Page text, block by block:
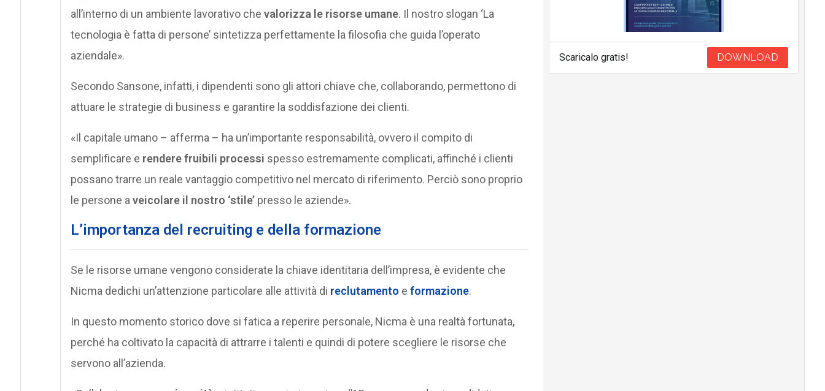
all’interno di un ambiente lavorativo che valorizza le risorse umane. Il nostro slogan ‘La
tecnologia è fatta di persone’ sintetizza perfettamente la filosofia che guida l’operato
aziendale».
Secondo Sansone, infatti, i dipendenti sono gli attori chiave che, collaborando, permettono di
attuare le strategie di business e garantire la soddisfazione dei clienti.
«Il capitale umano – afferma – ha un’importante responsabilità, ovvero il compito di
semplificare e rendere fruibili processi spesso estremamente complicati, affinché i clienti
possano trarre un reale vantaggio competitivo nel mercato di riferimento. Perciò sono proprio
le persone a veicolare il nostro ‘stile’presso le aziende».
L’importanza del recruiting e della formazione
Se le risorse umane vengono considerate la chiave identitaria dell’impresa, è evidente che
Nicma dedichi un’attenzione particolare alle attività di reclutamento e formazione.
In questo momento storico dove si fatica a reperire personale, Nicma è una realtà fortunata,
perché ha coltivato la capacità di attrarre i talenti e quindi di potere scegliere le risorse che
servono all’azienda.
Scaricalo gratis! DOWNLOAD